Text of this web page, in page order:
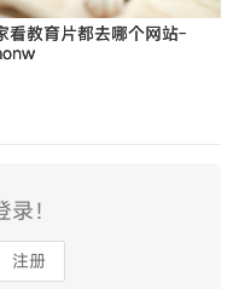
看教育片都去哪个网站-
！
注册